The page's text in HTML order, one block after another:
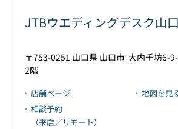
JTBウエディングデスク山
753-0251 山口県 山口市 大内千坊6-
2階
店舗ページ
相談予約
（来店／リモート）
地図を見